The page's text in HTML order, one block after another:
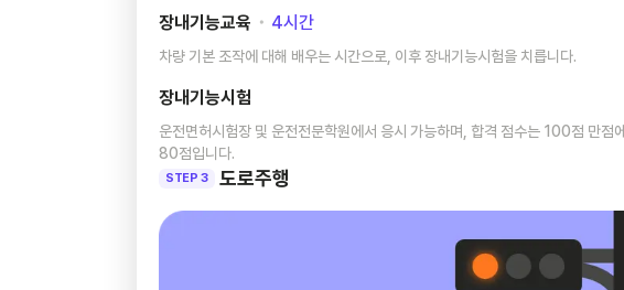
장내기능교육 ･ 4시간
차량 기본 조작에 대해 배우는 시간으로, 이후 장내기능시험을 치릅니다.
장내기능시험
운전면허시험장 및 운전전문학원에서 응시 가능하며, 합격 점수는 100점 만점에
80점입니다.
STEP 3 도로주행